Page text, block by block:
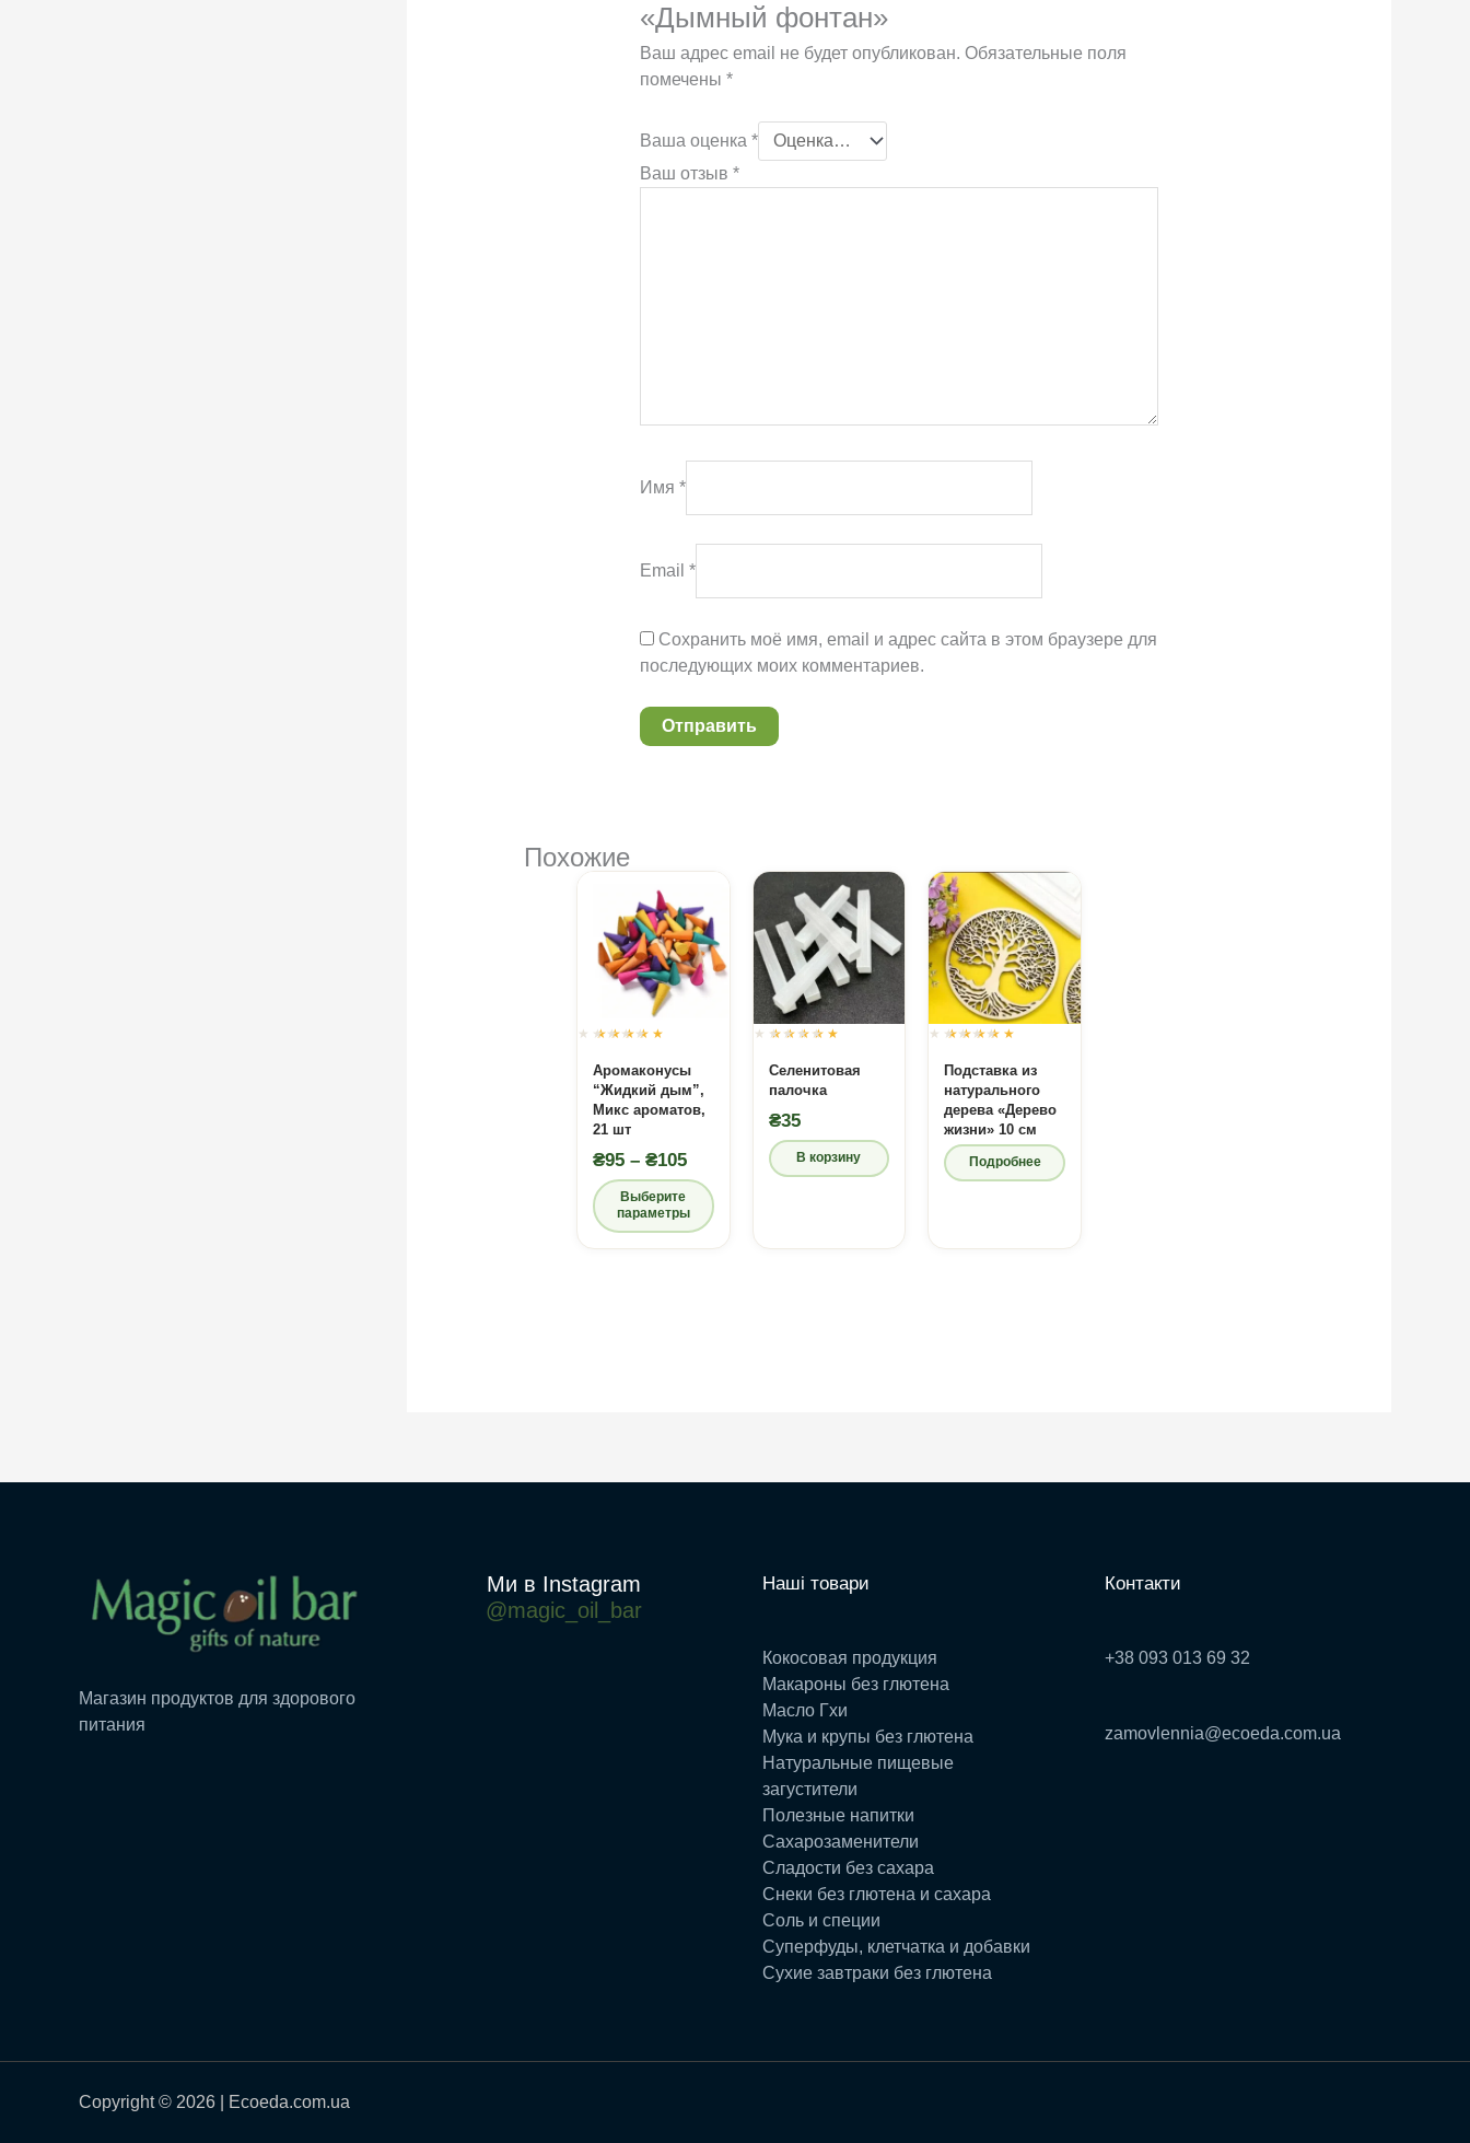
«Дымный фонтан»
Ваш адрес email не будет опубликован. Обязательные поля
помечены*
Ваша оценка*
Ваш отзыв*
Имя*
Email*
Сохранить моё имя, email и адрес сайта в этом браузере для
последующих моих комментариев.
Похожие
Аромаконусы
“Жидкий дым”,
Микс ароматов,
21 шт
₴95 – ₴105Диапазон
цен:
₴95
–
₴105
Выберите
параметры
Селенитовая
палочка
₴35
В корзину
Подставка из
натурального
дерева «Дерево
жизни» 10 см
Подробнее
Магазин продуктов для здорового
питания
Ми в Instagram
@magic_oil_bar
Наші товари
Кокосовая продукция
Макароны без глютена
Масло Гхи
Мука и крупы без глютена
Натуральные пищевые
загустители
Полезные напитки
Сахарозаменители
Сладости без сахара
Снеки без глютена и сахара
Соль и специи
Суперфуды, клетчатка и добавки
Сухие завтраки без глютена
Контакти
+38 093 013 69 32
zamovlennia@ecoeda.com.ua
Copyright © 2026 | Ecoeda.com.ua